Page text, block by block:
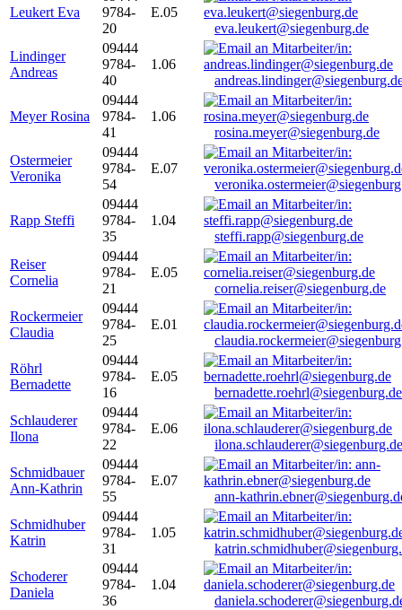
Leukert Eva
9784-
20
E.05
eva.leukert@siegenburg.de
Lindinger
Andreas
09444
9784-
40
1.06
Meyer Rosina
09444
9784-
41
1.06
rosina.meyer@siegenburg.de
Ostermeier
Veronika
09444
9784-
54
E.07
Rapp Steffi
09444
9784-
35
1.04
steffi.rapp@siegenburg.de
Reiser
Cornelia
09444
9784-
21
E.05
cornelia.reiser@siegenburg.de
Rockermeier
Claudia
09444
9784-
25
E.01
Röhrl
Bernadette
09444
9784-
16
E.05
bernadette.roehrl@siegenburg.de
Schlauderer
Ilona
09444
9784-
22
E.06
ilona.schlauderer@siegenburg.de
Schmidbauer
Ann-Kathrin
09444
9784-
55
E.07
ann-
Schmidhuber
Katrin
09444
9784-
31
1.05
Schoderer
Daniela
09444
9784-
36
1.04